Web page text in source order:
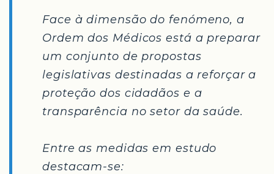
Face à dimensão do fenómeno, a
Ordem dos Médicos está a preparar
um conjunto de propostas
legislativas destinadas a reforçar a
proteção dos cidadãos e a
transparência no setor da saúde.
Entre as medidas em estudo
destacam-se: